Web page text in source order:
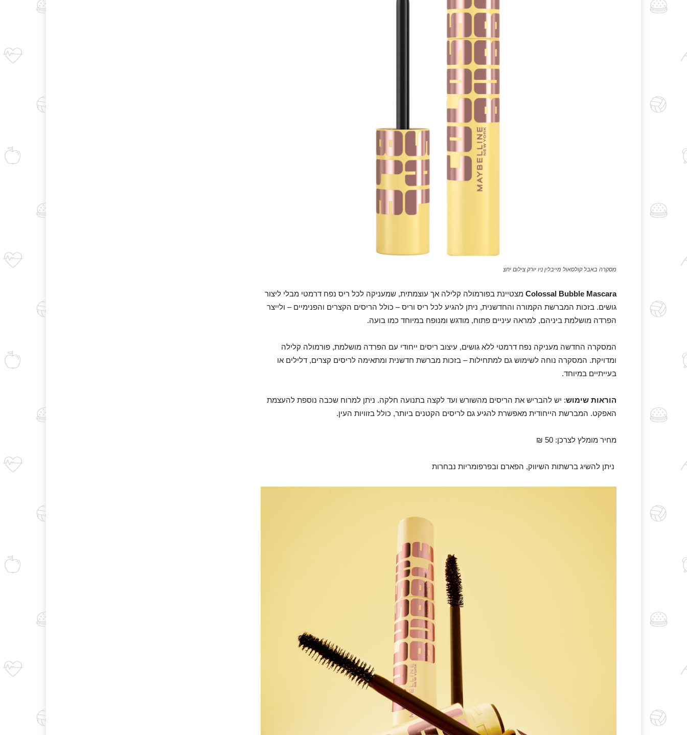
מסקרה באבל קולסאול מייבלין ניו יורק צילום יחצ
Colossal Bubble Mascara מצטיינת בפורמולה קלילה אך עוצמתית, שמעניקה לכל ריס נפח דרמטי מבלי ליצור
גושים. בזכות המברשת הקמורה והחדשנית, ניתן להגיע לכל ריס וריס – כולל הריסים הקצרים והפנימיים – ולייצר
הפרדה מושלמת ביניהם, למראה עיניים פתוח, מודגש ומנופח במיוחד כמו בועה.
המסקרה החדשה מעניקה נפח דרמטי ללא גושים, עיצוב ריסים ייחודי עם הפרדה מושלמת, פורמולה קלילה
ומדויקת. המסקרה נוחה לשימוש גם למתחילות – בזכות מברשת חדשנית ומתאימה לריסים קצרים, דלילים או
בעייתיים במיוחד.
הוראות שימוש: יש להבריש את הריסים מהשורש ועד לקצה בתנועה חלקה. ניתן למרוח שכבה נוספת להעצמת
האפקט. המברשת הייחודית מאפשרת להגיע גם לריסים הקטנים ביותר, כולל בזוויות העין.
מחיר מומלץ לצרכן: 50 ₪
ניתן להשיג ברשתות השיווק, הפארם ובפרפומריות נבחרות